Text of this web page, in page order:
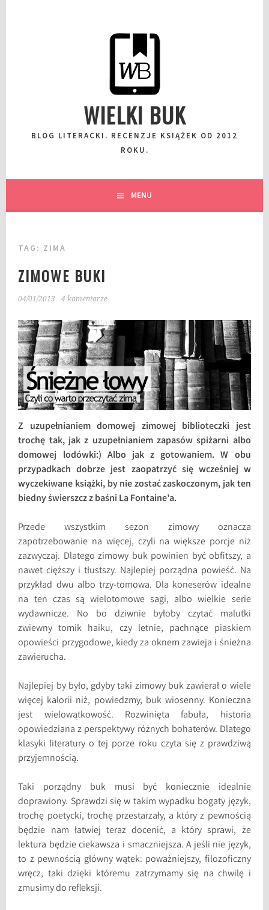
WIELKI BUK
BLOG LITERACKI. RECENZJE KSIĄŻEK OD 2012
ROKU.
MENU
TAG: ZIMA
ZIMOWE BUKI
04/01/2013 4 komentarze
Z uzupełnianiem domowej zimowej biblioteczki jest
trochę tak, jak z uzupełnianiem zapasów spiżarni albo
domowej lodówki:) Albo jak z gotowaniem. W obu
przypadkach dobrze jest zaopatrzyć się wcześniej w
wyczekiwane książki, by nie zostać zaskoczonym, jak ten
biedny świerszcz z baśni La Fontaine’a.
Przede wszystkim sezon zimowy oznacza
zapotrzebowanie na więcej, czyli na większe porcje niż
zazwyczaj. Dlatego zimowy buk powinien być obfitszy, a
nawet cięższy i tłustszy. Najlepiej porządna powieść. Na
przykład dwu albo trzy-tomowa. Dla koneserów idealne
na ten czas są wielotomowe sagi, albo wielkie serie
wydawnicze. No bo dziwnie byłoby czytać malutki
zwiewny tomik haiku, czy letnie, pachnące piaskiem
opowieści przygodowe, kiedy za oknem zawieja i śnieżna
zawierucha.
Najlepiej by było, gdyby taki zimowy buk zawierał o wiele
więcej kalorii niż, powiedzmy, buk wiosenny. Konieczna
jest wielowątkowość. Rozwinięta fabuła, historia
opowiedziana z perspektywy różnych bohaterów. Dlatego
klasyki literatury o tej porze roku czyta się z prawdziwą
przyjemnością.
Taki porządny buk musi być koniecznie idealnie
doprawiony. Sprawdzi się w takim wypadku bogaty język,
trochę poetycki, trochę przestarzały, a który z pewnością
będzie nam łatwiej teraz docenić, a który sprawi, że
lektura będzie ciekawsza i smaczniejsza. A jeśli nie język,
to z pewnością główny wątek: poważniejszy, filozoficzny
wręcz, taki dzięki któremu zatrzymamy się na chwilę i
zmusimy do refleksji.